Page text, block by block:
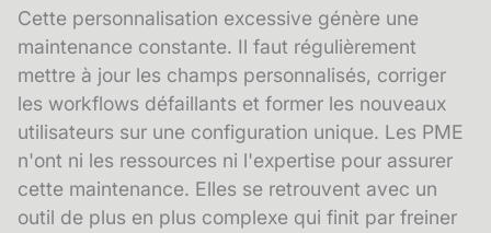
Cette personnalisation excessive génère une
maintenance constante. Il faut régulièrement
mettre à jour les champs personnalisés, corriger
les workflows défaillants et former les nouveaux
utilisateurs sur une configuration unique. Les PME
n'ont ni les ressources ni l'expertise pour assurer
cette maintenance. Elles se retrouvent avec un
outil de plus en plus complexe qui finit par freiner